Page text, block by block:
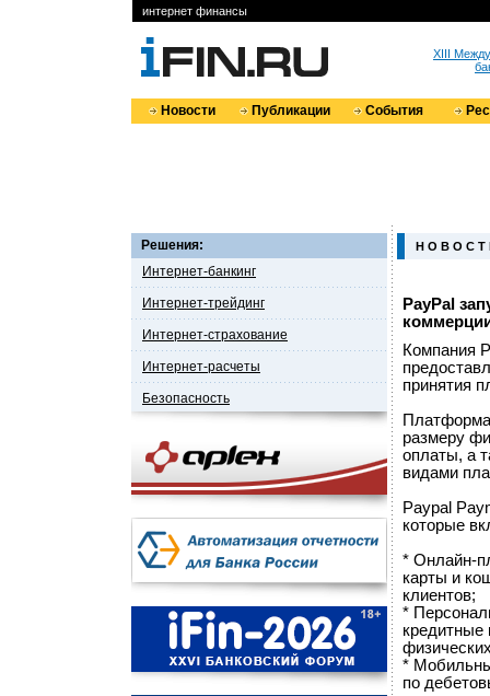
интернет финансы
XIII
Новости Публикации События
Решения:
Интернет-банкинг
Интернет-трейдинг
Интернет-страхование
Интернет-расчеты
Безопасность
Н О В О С Т
PayPal
Компания
принятия
размеру
оплаты, а
видами
Paypal
которые
* Онлайн-
карты и
клиентов;
*
кредитные
*
по